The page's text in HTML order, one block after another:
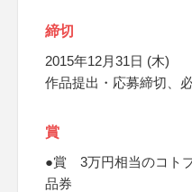
締切
2015年12月31日 (木)
作品提出・応募締切、
賞
●賞 3万円相当のコト
品券